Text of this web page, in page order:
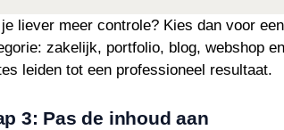
liever meer controle? Kies dan voor
zakelijk, portfolio, blog, webshop
leiden tot een professioneel resultaat.
3: Pas de inhoud aan